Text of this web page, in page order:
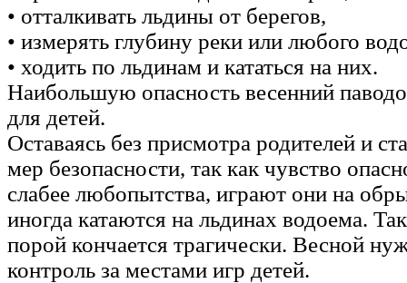
• отталкивать льдины от берегов,
• измерять глубину реки или любого
• ходить по льдинам и кататься на них.
Наибольшую опасность весенний
для детей.
Оставаясь без присмотра родителей и
мер безопасности, так как чувство
слабее любопытства, играют они на
иногда катаются на льдинах водоема.
порой кончается трагически. Весной
контроль за местами игр детей.